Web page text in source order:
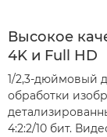
Высокое
4K и Full HD
1/2,3-дюймовый
обработки
4:2:2/10 бит.